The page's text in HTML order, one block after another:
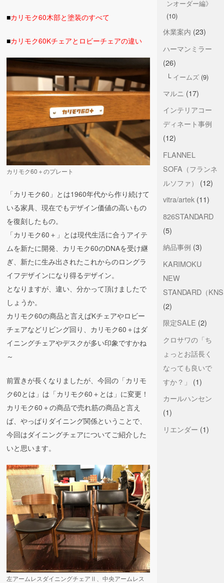
■カリモク60木部と塗装のすべて
■カリモク60Kチェアとロビーチェアの違い
カリモク60＋のプレート
「カリモク60」とは1960年代から作り続けて
いる家具、現在でもデザイン価値の高いもの
を復刻したもの。
「カリモク60＋」とは現代生活に合うアイテ
ムを新たに開発、カリモク60のDNAを受け継
ぎ、新たに生み出されたこれからのロングラ
イフデザインになり得るデザイン。
となりますが、違い、分かって頂けましたで
しょうか。
カリモク60の商品と言えばKチェアやロビー
チェアなどリビング回り、カリモク60＋はダ
イニングチェアやデスクが多い印象ですかね
～
前置きが長くなりましたが、今回の「カリモ
ク60とは」は「カリモク60＋とは」に変更！
カリモク60＋の商品で売れ筋の商品と言え
ば、やっぱりダイニング関係ということで、
今回はダイニングチェアについてご紹介した
いと思います。
左アームレスダイニングチェアⅡ、中央アームレス
ンオーダー編》
(10)
休業案内 (23)
ハーマンミラー
(26)
イームズ(9)
マルニ (17)
インテリアコー
ディネート事例
(12)
FLANNEL
SOFA（フランネ
ルソファ）
(12)
vitra/artek(11)
826STANDARD
(5)
納品事例 (3)
KARIMOKU
NEW
STANDARD（
(2)
限定SALE (2)
クロサワの「ち
ょっとお話長く
なっても良いで
すか？」
(1)
カールハンセン
(1)
リエンダー (1)